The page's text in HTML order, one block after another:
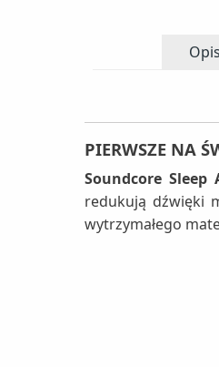
Opis
PIERWSZE NA
Soundcore Sleep
redukują dźwięki
wytrzymałego